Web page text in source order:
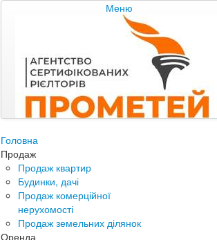
Меню
Головна
Продаж
Продаж квартир
Будинки, дачі
Продаж комерційної
нерухомості
Продаж земельних ділянок
Оренда